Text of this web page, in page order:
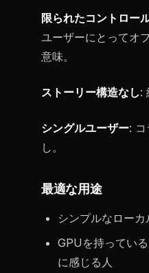
限られたコントロー
ユーザーにとってオ
意味。
ストーリー構造なし:
シングルユーザー:
し。
最適な用途
シンプルなロー
GPUを持ってい
に感じる人